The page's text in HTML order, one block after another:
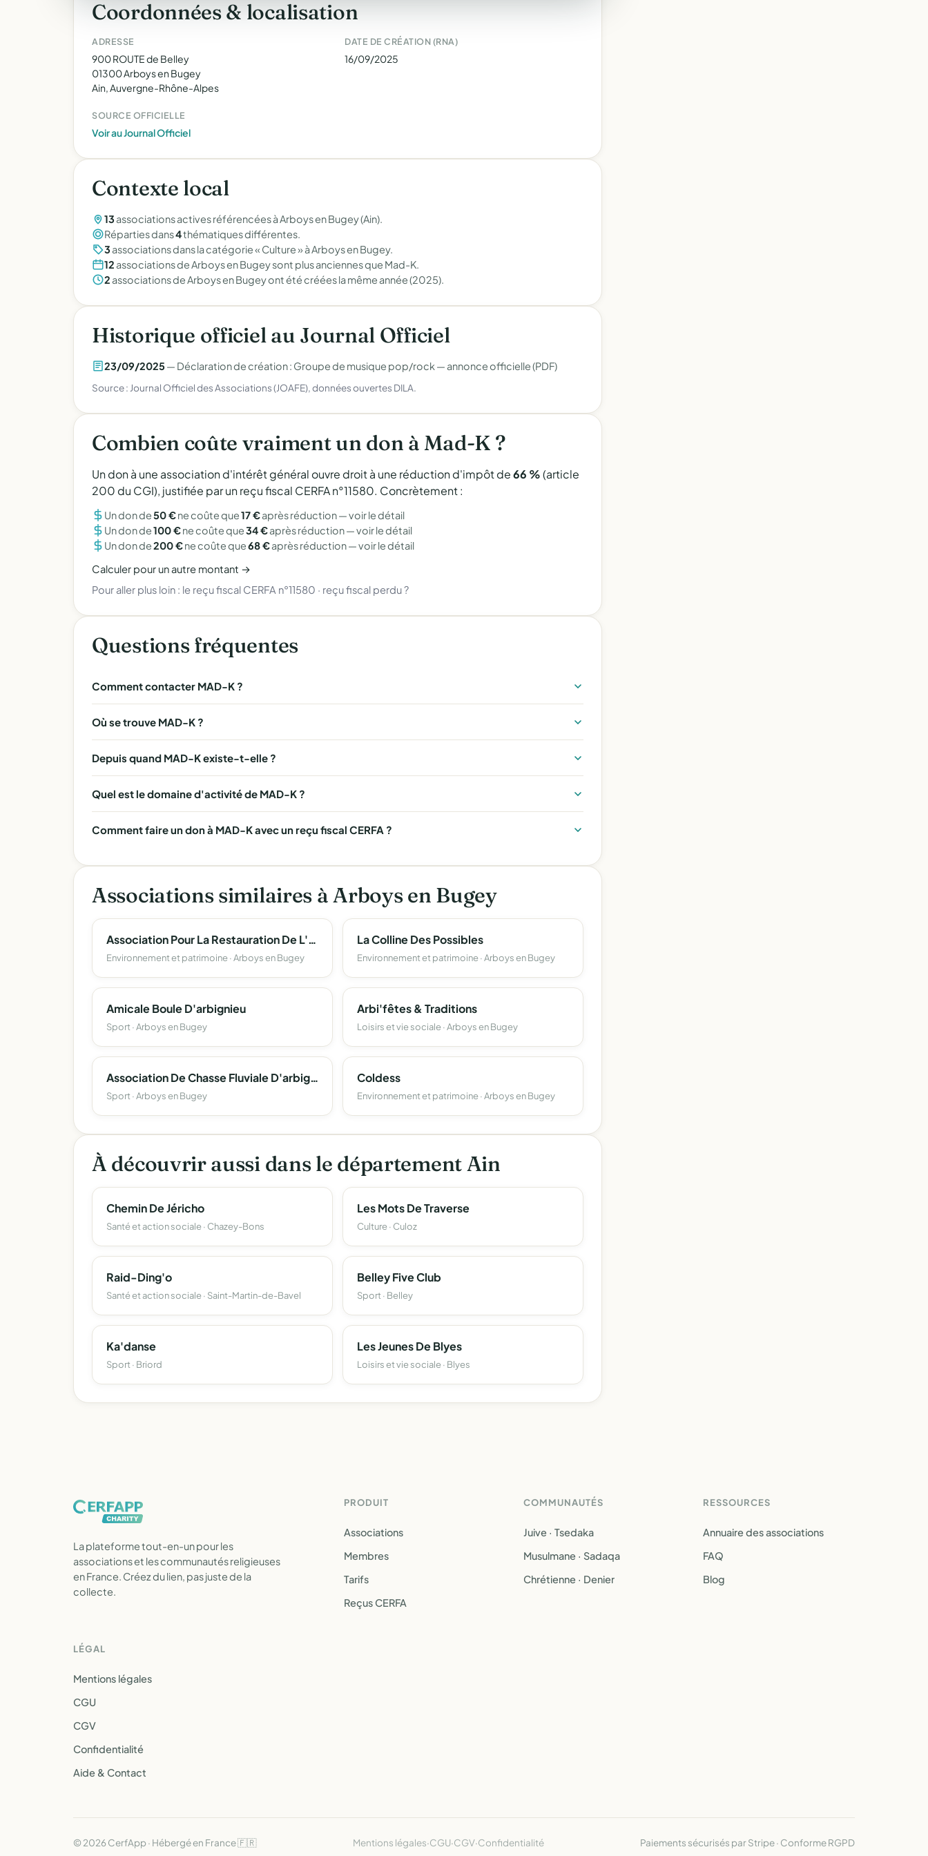
Coordonnées & localisation
ADRESSE
900 ROUTE de Belley
01300 Arboys en Bugey
Ain, Auvergne-Rhône-Alpes
DATE DE CRÉATION (RNA)
16/09/2025
SOURCE OFFICIELLE
Voir au Journal Officiel
Contexte local
13associations actives référencées à Arboys en Bugey (Ain).
Réparties dans4thématiques différentes.
3associations dans la catégorie « Culture » à Arboys en Bugey.
12 associations de Arboys en Bugey sont plus anciennes que Mad-K.
2 associations de Arboys en Bugey ont été créées la même année (2025).
Historique officiel au Journal Officiel
23/09/2025— Déclaration de création : Groupe de musique pop/rock — annonce officielle (PDF)
Source : Journal Officiel des Associations (JOAFE), données ouvertes DILA.
Combien coûte vraiment un don à Mad-K ?
Un don à une association d'intérêt général ouvre droit à une réduction d'impôt de66 %(article
200 du CGI), justifiée par un reçu fiscal CERFA n°11580. Concrètement :
Un don de50 €ne coûte que17 €après réduction —voir le détail
Un don de100 €ne coûte que34 €après réduction —voir le détail
Un don de200 €ne coûte que68 €après réduction —voir le détail
Calculer pour un autre montant →
Pour aller plus loin : le reçu fiscal CERFA n°11580 · reçu fiscal perdu ?
Questions fréquentes
Comment contacter MAD-K ?
Où se trouve MAD-K ?
Depuis quand MAD-K existe-t-elle ?
Quel est le domaine d'activité de MAD-K ?
Comment faire un don à MAD-K avec un reçu fiscal CERFA ?
Associations similaires à Arboys en Bugey
Association Pour La Restauration De L'eglise Saint Etienne D'arbignieu - (Aresea)
Environnement et patrimoine · Arboys en Bugey
La Colline Des Possibles
Environnement et patrimoine · Arboys en Bugey
Amicale Boule D'arbignieu
Sport · Arboys en Bugey
Arbi'fêtes & Traditions
Loisirs et vie sociale · Arboys en Bugey
Association De Chasse Fluviale D'arbignieu
Sport · Arboys en Bugey
Coldess
Environnement et patrimoine · Arboys en Bugey
À découvrir aussi dans le département Ain
Chemin De Jéricho
Santé et action sociale · Chazey-Bons
Les Mots De Traverse
Culture · Culoz
Raid-Ding'o
Santé et action sociale · Saint-Martin-de-Bavel
Belley Five Club
Sport · Belley
Ka'danse
Sport · Briord
Les Jeunes De Blyes
Loisirs et vie sociale · Blyes
La plateforme tout-en-un pour les
associations et les communautés religieuses
en France. Créez du lien, pas juste de la
collecte.
PRODUIT
Associations
Membres
Tarifs
Reçus CERFA
COMMUNAUTÉS
Juive · Tsedaka
Musulmane · Sadaqa
Chrétienne · Denier
RESSOURCES
Annuaire des associations
FAQ
Blog
LÉGAL
Mentions légales
CGU
CGV
Confidentialité
Aide & Contact
© 2026 CerfApp · Hébergé en France 🇫🇷 Mentions légales·CGU·CGV·Confidentialité Paiements sécurisés par Stripe · Conforme RGPD